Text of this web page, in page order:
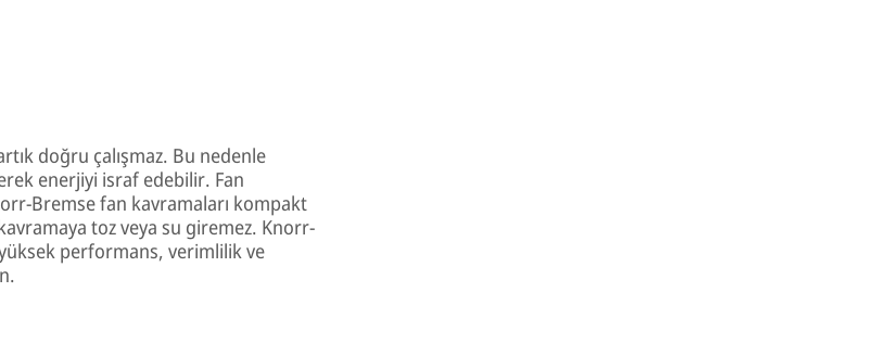
doğru çalışmaz. Bu nedenle
enerjiyi israf edebilir. Fan
Bremse fan kavramaları kompakt
toz veya su giremez. Knorr-
performans, verimlilik ve